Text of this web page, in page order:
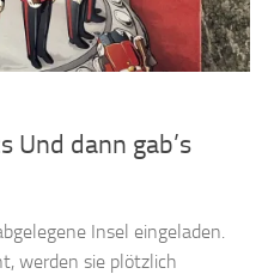
Und dann gab’s
Insel eingeladen.
werden sie plötzlich